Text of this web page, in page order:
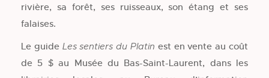
rivière, sa forêt, ses ruisseaux, son étang et ses
falaises.
Le guide Les sentiers du Platin est en vente au coût
de 5 $ au Musée du Bas-Saint-Laurent, dans les